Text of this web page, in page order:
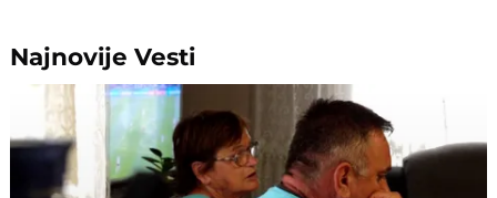
NajnovijeVesti